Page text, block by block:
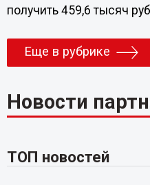
получить 459,6 тысяч
Еще в рубрике
Новости
ТОП новостей